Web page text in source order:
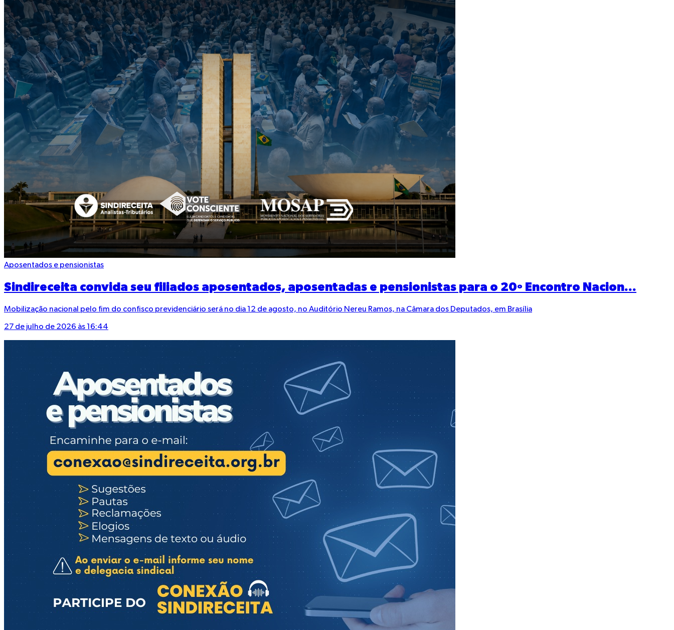
Aposentados e pensionistas
Sindireceita convida seu filiados aposentados, aposentadas e pensionistas para o 20º Encontro Nacion...
Mobilização nacional pelo fim do confisco previdenciário será no dia 12 de agosto, no Auditório Nereu Ramos, na Câmara dos Deputados, em Brasília
27 de julho de 2026 às 16:44